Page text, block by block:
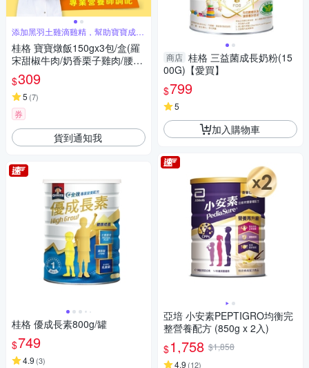
添加黑羽土雞滴雞精，幫助寶寶成長
發育
桂格 寶寶燉飯150gx3包/盒(羅
宋甜椒牛肉/奶香栗子雞肉/腰果
起司豬肉/ 藜麥毛豆鮮蝦)
$309
5 (7)
券
貨到通知我
桂格 優成長素800g/罐
$749
4.9 (3)
商店 桂格 三益菌成長奶粉(15
00G)【愛買】
$799
5
加入購物車
亞培 小安素PEPTIGRO均衡完
整營養配方 (850g x 2入)
$1,758 $1,858
4.9 (12)